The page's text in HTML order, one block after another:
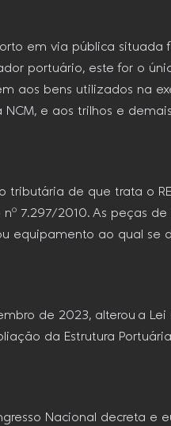
em via pública
portuário, este for o
aos bens utilizados
e aos trilhos e
tributária de que trata o
7.297/2010. As peças
ao qual se
de 2023, alterou a
da Estrutura
Nacional decreta